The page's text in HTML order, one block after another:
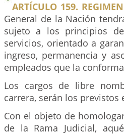
ARTÍCULO 159.
General de la Nación
sujeto a los principios
servicios, orientado a
ingreso, permanencia y
empleados que la
Los cargos de libre
carrera, serán los previstos
Con el objeto de
de la Rama Judicial,